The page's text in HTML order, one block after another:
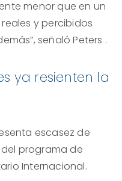
menor que en un
y percibidos
señaló Peters .
ya resienten la
escasez de
programa de
Internacional.